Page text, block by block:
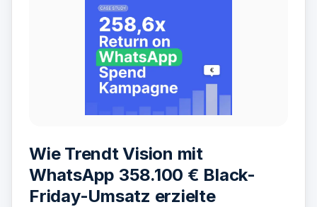
Wie Trendt Vision mit
WhatsApp 358.100 € Black-
Friday-Umsatz erzielte